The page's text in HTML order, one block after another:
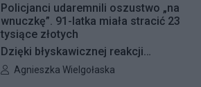
Rady Dzielnicy Żoliborz w sprawie
zaniechania budowy zespołu
przedszkolno-żłobkowego przy ul.
Ficowskiego. Po blisko pięciu
Policjanci udaremnili oszustwo „na
wnuczkę”. 91-latka miała stracić 23
tysiące złotych
Dzięki błyskawicznej reakcji
kryminalnych 91-letnia mieszkanka
Autor artykułu:
Agnieszka Wielgołaska